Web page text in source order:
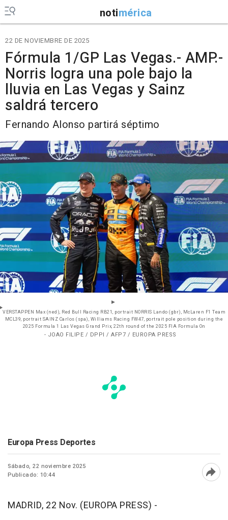
notimérica
22 DE NOVIEMBRE DE 2025
Fórmula 1/GP Las Vegas.- AMP.-
Norris logra una pole bajo la
lluvia en Las Vegas y Sainz
saldrá tercero
Fernando Alonso partirá séptimo
VERSTAPPEN Max (ned), Red Bull Racing RB21, portrait NORRIS Lando (gbr), McLaren F1 Team
MCL39, portrait SAINZ Carlos (spa), Williams Racing FW47, portrait pole position during the
2025 Formula 1 Las Vegas Grand Prix, 22th round of the 2025 FIA Formula On
- JOAO FILIPE / DPPI / AFP7 / EUROPA PRESS
Europa Press Deportes
Sábado, 22 noviembre 2025
Publicado: 10:44
MADRID, 22 Nov. (EUROPA PRESS) -